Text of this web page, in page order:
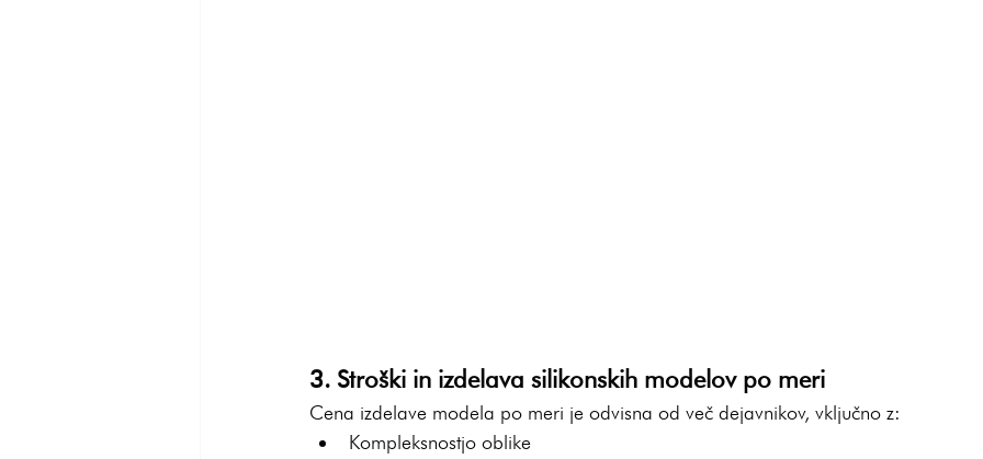
3. Stroški in izdelava silikonskih modelov po meri
Cena izdelave modela po meri je odvisna od več dejavnikov, vključno z:
Kompleksnostjo oblike